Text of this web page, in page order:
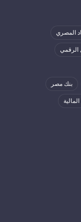
المصري
الرقمي
بنك مصر